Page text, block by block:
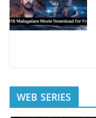
WEB SERIES